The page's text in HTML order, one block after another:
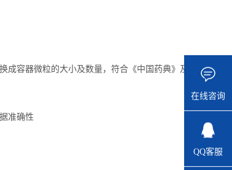
容器微粒的大小及数量，符合《中国药典》及
准确性
在线咨询
QQ客服